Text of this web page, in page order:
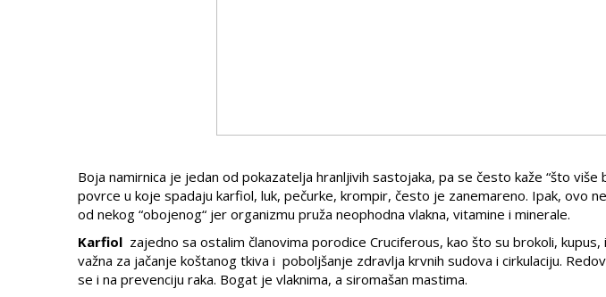
Boja namirnica je jedan od pokazatelja hranljivih sastojaka, pa se često kaže “što više
povrce u koje spadaju karfiol, luk, pečurke, krompir, često je zanemareno. Ipak, ovo
od nekog “obojenog“ jer organizmu pruža neophodna vlakna, vitamine i minerale.
Karfiol zajedno sa ostalim članovima porodice Cruciferous, kao što su brokoli,
važna za jačanje koštanog tkiva i poboljšanje zdravlja krvnih sudova i cirkulaciju.
se i na prevenciju raka. Bogat je vlaknima, a siromašan mastima.